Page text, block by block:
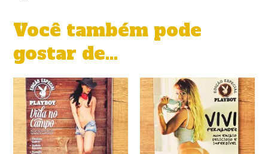
Você também pode
gostar de…